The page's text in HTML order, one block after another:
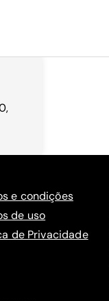
e condições
de uso
de Privacidade